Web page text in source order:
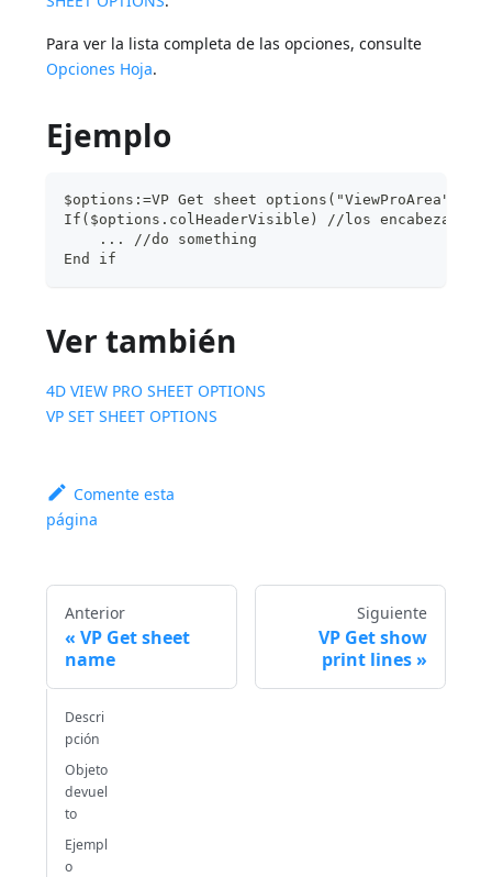
Para ver la lista completa de las opciones, consulte
Opciones Hoja.
Ejemplo
$options:=VP Get sheet options("ViewProArea")
If($options.colHeaderVisible) //los encabezados
    ... //do something
End if
Ver también
4D VIEW PRO SHEET OPTIONS
VP SET SHEET OPTIONS
Comente esta
página
Anterior
VP Get sheet
name
Siguiente
VP Get show
print lines
Descri
pción
Objeto
devuel
to
Ejempl
o